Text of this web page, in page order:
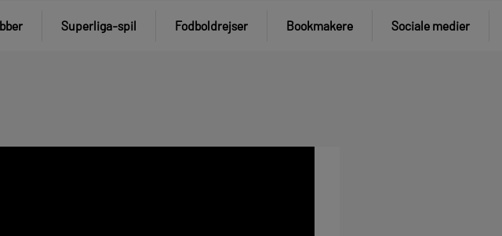
Superliga-spil Fodboldrejser Bookmakere Sociale medier